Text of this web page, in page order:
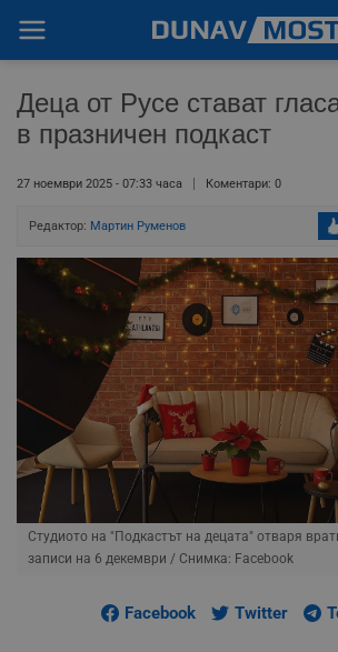
Деца от Русе стават
в празничен подкаст
27 ноември 2025 - 07:33 часа Коментари: 0
Редактор: Мартин Руменов
Студиото на "Подкастът на децата" отваря
записи на 6 декември / Снимка: Facebook
Facebook Twitter